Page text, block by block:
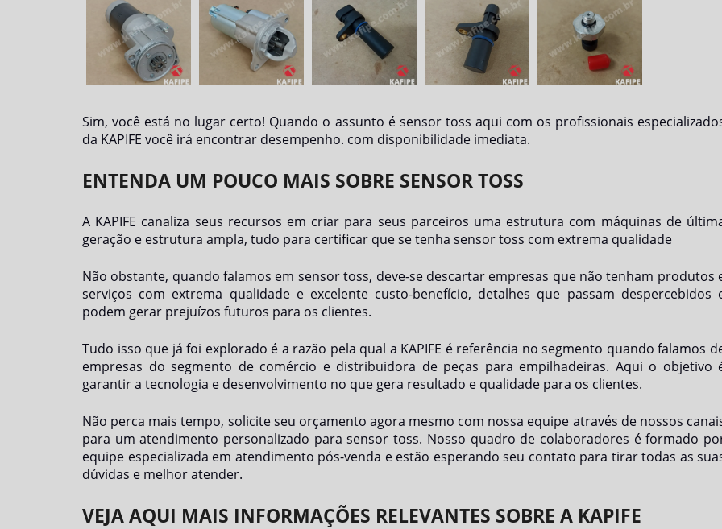
Sim, você está no lugar certo! Quando o assunto é sensor toss aqui com os profissionais
da KAPIFE você irá encontrar desempenho. com disponibilidade imediata.
ENTENDA UM POUCO MAIS SOBRE SENSOR TOSS
A KAPIFE canaliza seus recursos em criar para seus parceiros uma estrutura com máquinas de
geração e estrutura ampla, tudo para certificar que se tenha sensor toss com extrema qualidade
Não obstante, quando falamos em sensor toss, deve-se descartar empresas que não tenham produtos
serviços com extrema qualidade e excelente custo-benefício, detalhes que passam despercebidos
podem gerar prejuízos futuros para os clientes.
Tudo isso que já foi explorado é a razão pela qual a KAPIFE é referência no segmento quando falamos
empresas do segmento de comércio e distribuidora de peças para empilhadeiras. Aqui o objetivo
garantir a tecnologia e desenvolvimento no que gera resultado e qualidade para os clientes.
Não perca mais tempo, solicite seu orçamento agora mesmo com nossa equipe através de nossos
para um atendimento personalizado parasensor toss. Nosso quadro de colaboradores é formado
equipe especializada em atendimento pós-venda e estão esperando seu contato para tirar todas as
dúvidas e melhor atender.
VEJA AQUI MAIS INFORMAÇÕES RELEVANTES SOBRE A KAPIFE